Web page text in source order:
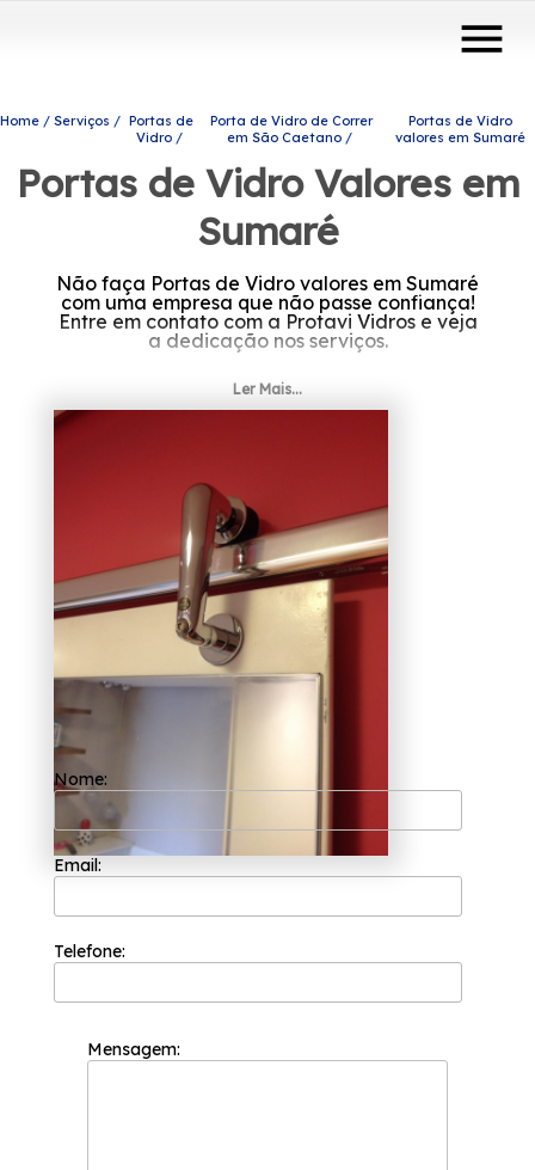
menu
Home Serviços
Portas de
Vidro
Porta de Vidro de Correr
em São Caetano
Portas de Vidro
valores em Sumaré
Portas de Vidro Valores em
Sumaré
Não faça Portas de Vidro valores em Sumaré
com uma empresa que não passe confiança!
Entre em contato com a Protavi Vidros e veja
a dedicação nos serviços.
A sua busca é por Portas de Vidro valores em
Sumaré? A Protavi Vidros atua no ramo de
engenharia de vidros e oferece para seus
clientes produtos e serviços como o de portas
profissionais qualificados e especializados,
não deixe de falar conosco.
Ler Mais...
Nome:
Email:
Telefone:
Mensagem: